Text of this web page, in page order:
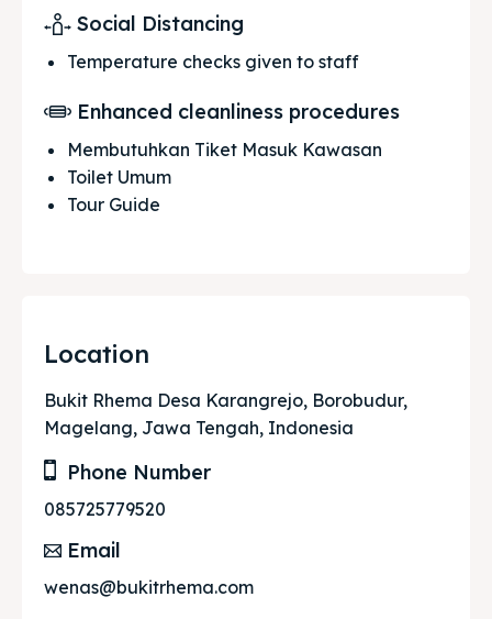
Social Distancing
Temperature checks given to staff
Enhanced cleanliness procedures
Membutuhkan Tiket Masuk Kawasan
Toilet Umum
Tour Guide
Location
Bukit Rhema Desa Karangrejo, Borobudur,
Magelang, Jawa Tengah, Indonesia
Phone Number
085725779520
Email
wenas@bukitrhema.com